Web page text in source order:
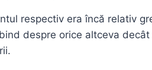
respectiv era încă relativ
despre orice altceva